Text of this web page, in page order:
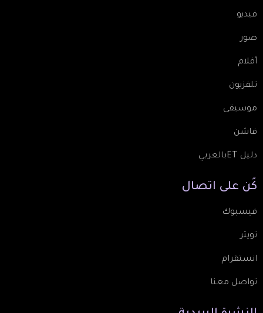
فيديو
صور
أفلام
تلفزيون
موسيقى
فاشن
دليل ETبالعربي
كُن على اتصال
فيسبوك
تويتر
انستقرام
تواصل معنا